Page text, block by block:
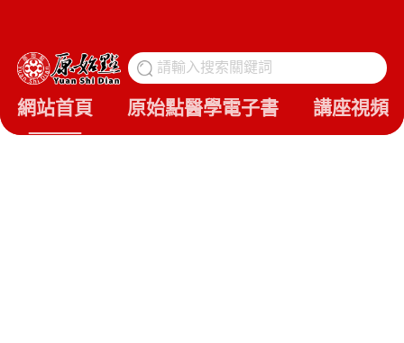
請輸入搜索關鍵詞
網站首頁 原始點醫學電子書 講座視頻